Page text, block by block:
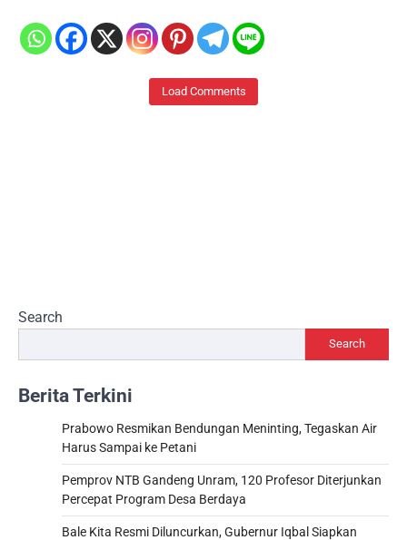
Load Comments
Search
Search
Berita Terkini
Prabowo Resmikan Bendungan Meninting, Tegaskan Air
Harus Sampai ke Petani
Pemprov NTB Gandeng Unram, 120 Profesor Diterjunkan
Percepat Program Desa Berdaya
Bale Kita Resmi Diluncurkan, Gubernur Iqbal Siapkan